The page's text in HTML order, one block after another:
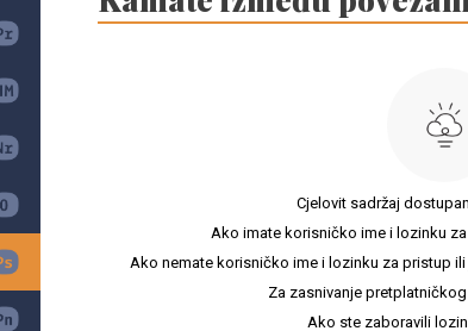
Cjelovit sadržaj
Ako imate korisničko ime i lozinku
Ako nemate korisničko ime i lozinku za pristup
Za zasnivanje
Ako ste zaboravili